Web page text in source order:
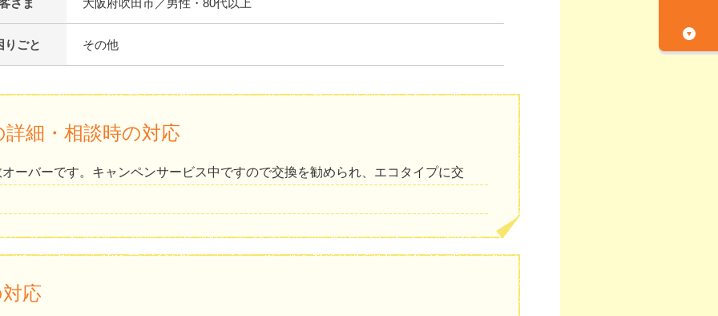
さま 大阪府吹田市／男性・80代以上
りごと その他
細・相談時の対応
ーバーです。キャンペンサービス中ですので交換を勧められ、エコタイプに交
応